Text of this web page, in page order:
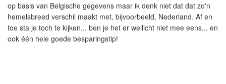
op basis van Belgische gegevens maar ik denk niet dat dat zo'n
hemelsbreed verschil maakt met, bijvoorbeeld, Nederland. Af en
toe sta je toch te kijken... ben je het er wellicht niet mee eens... en
ook één hele goede besparingstip!